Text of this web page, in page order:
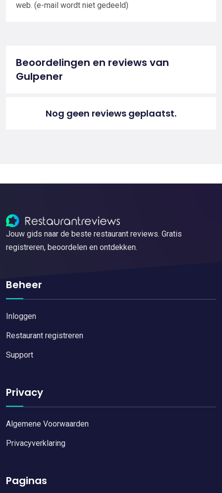
web. (e-mail wordt niet gedeeld)
Beoordelingen en reviews van
Gulpener
Nog geen reviews geplaatst.
Jouw gids naar de beste restaurant reviews. Gratis
registreren, beoordelen en ontdekken.
Beheer
Inloggen
Restaurant registreren
Support
Privacy
Algemene Voorwaarden
Privacyverklaring
Paginas